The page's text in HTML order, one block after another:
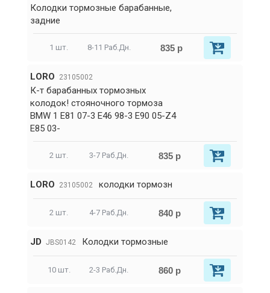
Колодки тормозные барабанные,
задние
1 шт. 8-11 Раб.Дн. 835 р
LORO 23105002
К-т барабанных тормозных
колодок! стояночного тормоза
BMW 1 E81 07-3 E46 98-3 E90 05-Z4
E85 03-
2 шт. 3-7 Раб.Дн. 835 р
LORO 23105002 колодки тормозн
2 шт. 4-7 Раб.Дн. 840 р
JD JBS0142 Колодки тормозные
10 шт. 2-3 Раб.Дн. 860 р